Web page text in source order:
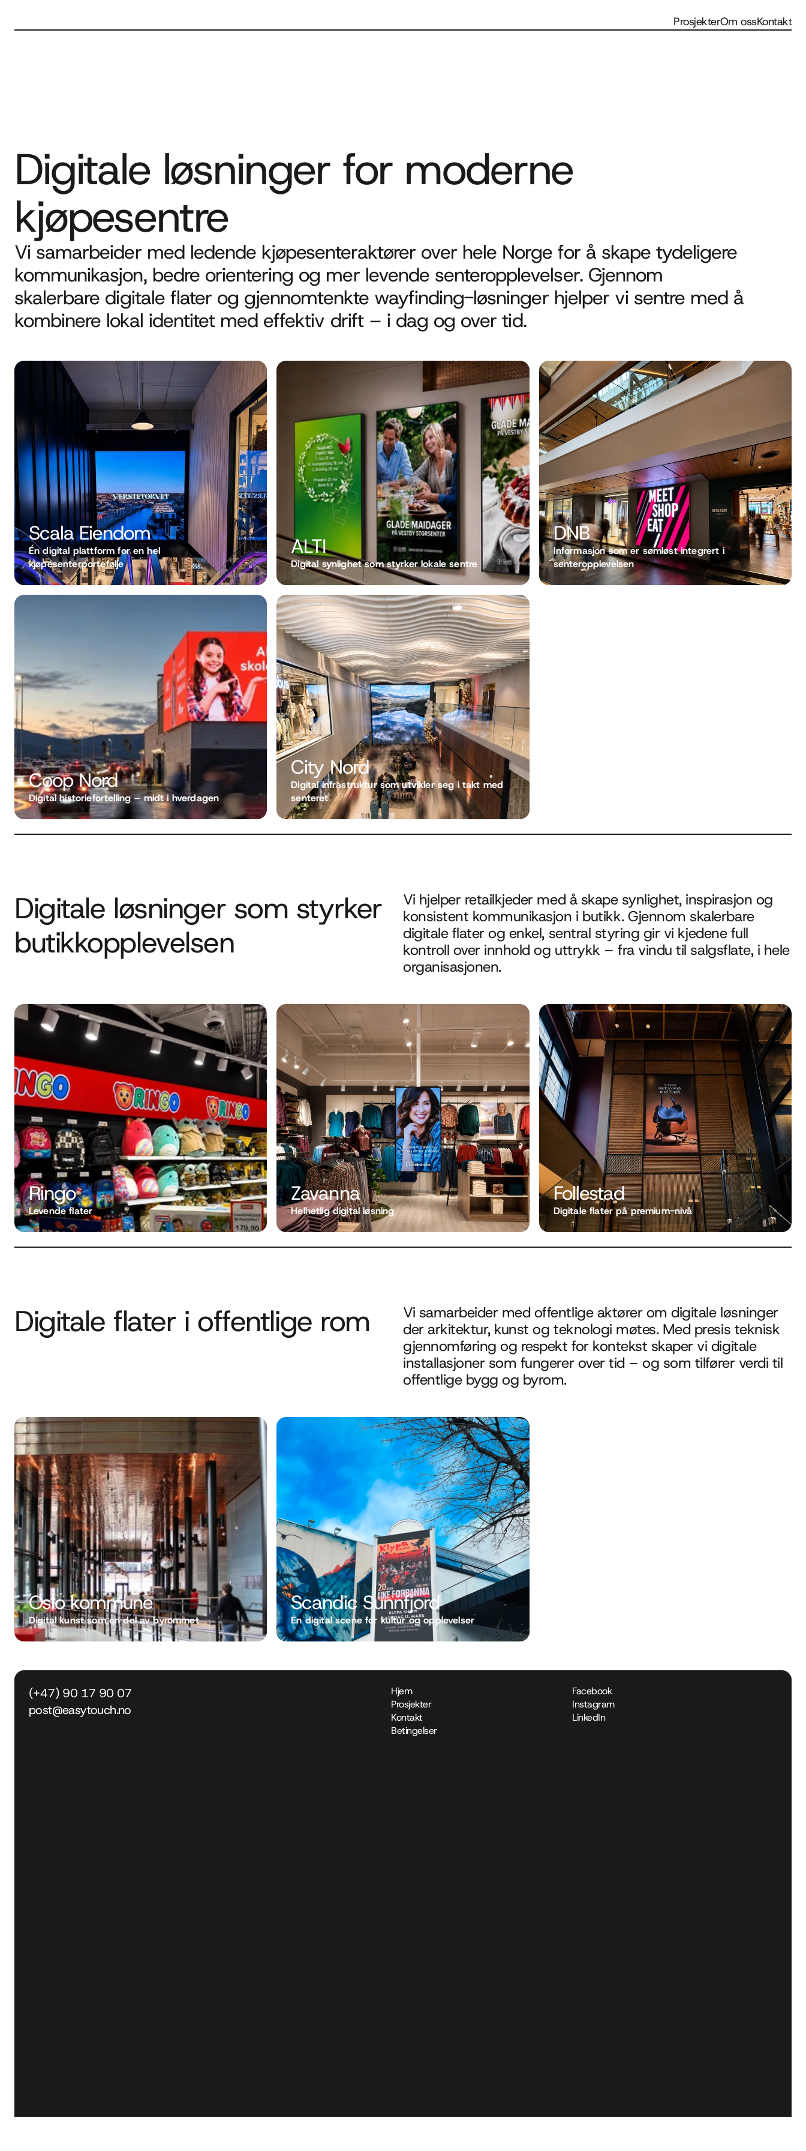
ProsjekterOm ossKontakt
Digitale løsninger for moderne
kjøpesentre
Vi samarbeider med ledende kjøpesenteraktører over hele Norge for å skape tydeligere
kommunikasjon, bedre orientering og mer levende senteropplevelser. Gjennom
skalerbare digitale flater og gjennomtenkte wayfinding-løsninger hjelper vi sentre med å
kombinere lokal identitet med effektiv drift – i dag og over tid.
Scala Eiendom
Én digital plattform for en hel
kjøpesenterportefølje
ALTI
Digital synlighet som styrker lokale sentre
DNB
Informasjon som er sømløst integrert i
senteropplevelsen
Coop Nord
Digital historiefortelling – midt i hverdagen
City Nord
Digital infrastruktur som utvikler seg i takt med
senteret
Digitale løsninger som styrker
butikkopplevelsen
Vi hjelper retailkjeder med å skape synlighet, inspirasjon og
konsistent kommunikasjon i butikk. Gjennom skalerbare
digitale flater og enkel, sentral styring gir vi kjedene full
kontroll over innhold og uttrykk – fra vindu til salgsflate, i hele
organisasjonen.
Ringo
Levende flater
Zavanna
Helhetlig digital løsning
Follestad
Digitale flater på premium-nivå
Digitale flater i offentlige rom
Vi samarbeider med offentlige aktører om digitale løsninger
der arkitektur, kunst og teknologi møtes. Med presis teknisk
gjennomføring og respekt for kontekst skaper vi digitale
installasjoner som fungerer over tid – og som tilfører verdi til
offentlige bygg og byrom.
Oslo kommune
Digital kunst som en del av byrommet
Scandic Sunnfjord
En digital scene for kultur og opplevelser
(+47) 90 17 90 07
post@easytouch.no
Hjem
Prosjekter
Kontakt
Betingelser
Facebook
Instagram
LinkedIn